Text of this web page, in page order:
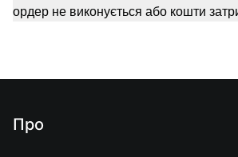
ордер не виконується або кошти
Про